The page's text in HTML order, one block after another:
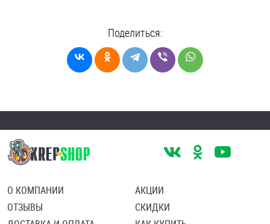
Поделиться:
О КОМПАНИИ
ОТЗЫВЫ
АКЦИИ
СКИДКИ